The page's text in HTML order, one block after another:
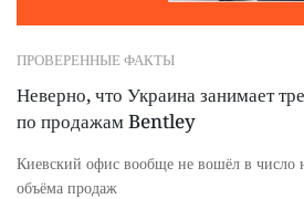
ПРОВЕРЕННЫЕ ФАКТЫ
Неверно, что Украина занимает
по продажам Bentley
Киевский офис вообще не вошёл в число
объёма продаж